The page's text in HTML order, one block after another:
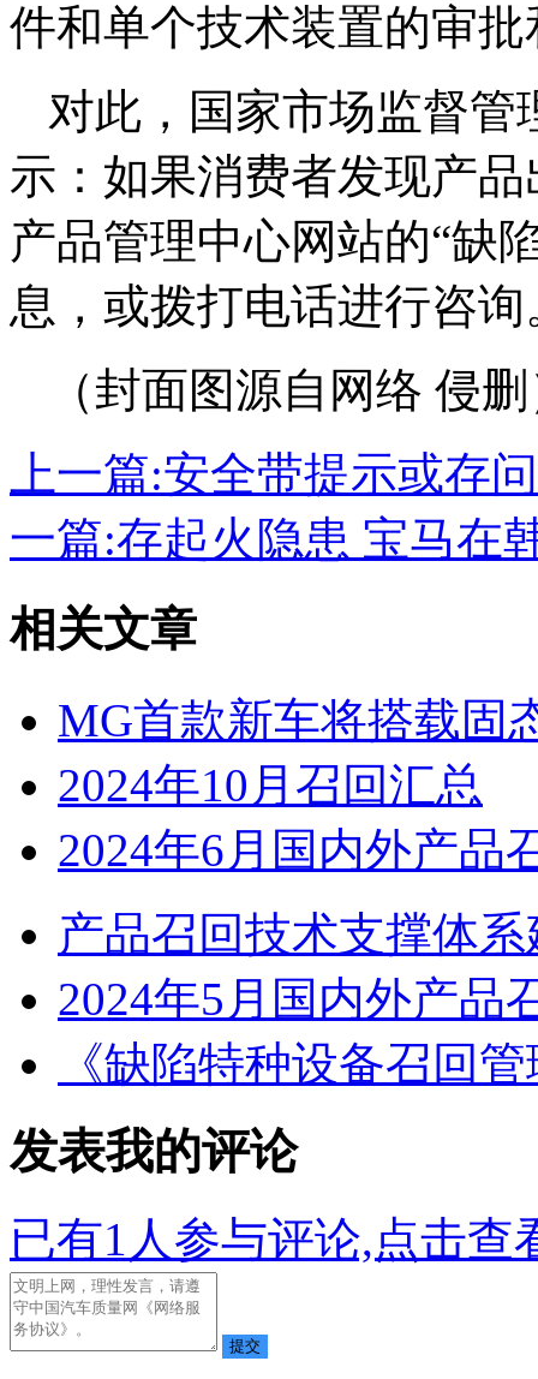
件和单个技术装置的审
对此，国家市场监督
示：如果消费者发现产
产品管理中心网站的“缺
息，或拨打电话进行咨询
（封面图源自网络 侵
上一篇:安全带提示或存
一篇:存起火隐患 宝马在
相关文章
MG首款新车将搭载固
2024年10月召回汇总
2024年6月国内外产品
产品召回技术支撑体
2024年5月国内外产品
《缺陷特种设备召回
发表我的评论
已有1 人参与评论,点击查